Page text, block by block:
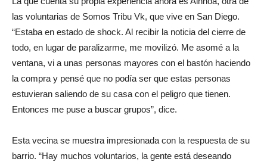
las voluntarias de Somos Tribu Vk, que vive en San Diego.
“Estaba en estado de shock. Al recibir la noticia del cierre de
todo, en lugar de paralizarme, me movilizó. Me asomé a la
ventana, vi a unas personas mayores con el bastón haciendo
la compra y pensé que no podía ser que estas personas
estuvieran saliendo de su casa con el peligro que tienen.
Entonces me puse a buscar grupos”, dice.
Esta vecina se muestra impresionada con la respuesta de su
barrio. “Hay muchos voluntarios, la gente está deseando